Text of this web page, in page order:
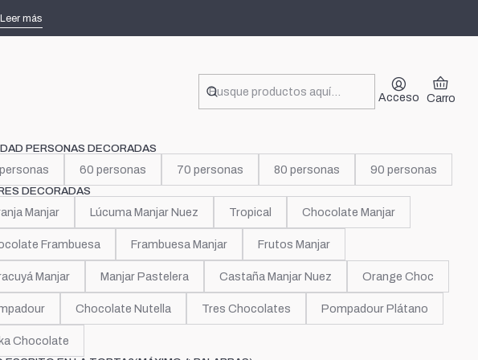
Acceso Carro
Leer másBaby Shark
PERSONAS DECORADAS
60 personas 70 personas 80 personas 90 personas
DECORADAS
Manjar Lúcuma Manjar Nuez Tropical Chocolate Manjar
Frambuesa Frambuesa Manjar Frutos Manjar
Manjar Manjar Pastelera Castaña Manjar Nuez Orange Choc
Chocolate Nutella Tres Chocolates Pompadour Plátano
Chocolate